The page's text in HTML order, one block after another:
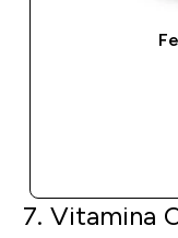
7. Vitamina